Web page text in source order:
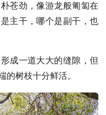
苍劲，像游龙般匍匐在
主干，哪个是副干，也
成一道大大的缝隙，但
的树枝十分鲜活。